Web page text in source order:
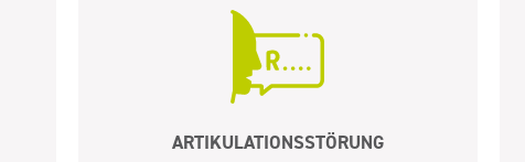
ARTIKULATIONSSTÖRUNG